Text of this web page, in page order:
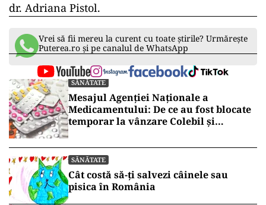
dr. Adriana Pistol.
Vrei să fii mereu la curent cu toate știrile? Urmărește
Puterea.ro și pe canalul de WhatsApp
SĂNĂTATE
Mesajul Agenției Naționale a
Medicamentului: De ce au fost blocate
temporar la vânzare Colebil și
SĂNĂTATE
Cât costă să-ți salvezi câinele sau
pisica în România